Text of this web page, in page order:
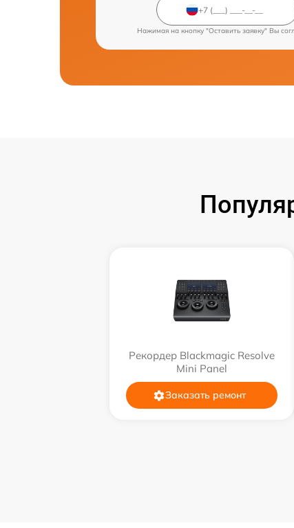
Нажимая на кнопку "Оставить заявку" Вы
Рекордер Blackmagic Resolve
Mini Panel
Заказать ремонт